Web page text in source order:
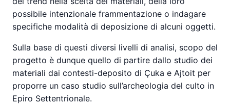
possibile intenzionale frammentazione o indagare
specifiche modalità di deposizione di alcuni oggetti.
Sulla base di questi diversi livelli di analisi, scopo del
progetto è dunque quello di partire dallo studio dei
materiali dai contesti-deposito di Çuka e Ajtoit per
proporre un caso studio sull’archeologia del culto in
Epiro Settentrionale.